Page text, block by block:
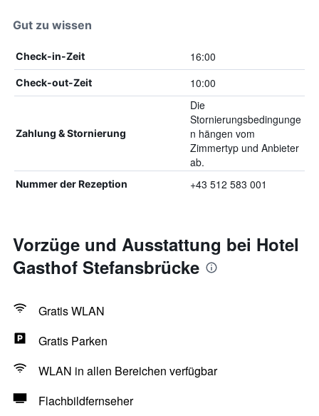
Gut zu wissen
Check-in-Zeit 16:00
Check-out-Zeit 10:00
Zahlung & Stornierung
Die
Stornierungsbedingunge
n hängen vom
Zimmertyp und Anbieter
ab.
Nummer der Rezeption +43 512 583 001
Vorzüge und Ausstattung bei Hotel
Gasthof Stefansbrücke
Gratis WLAN
Gratis Parken
WLAN in allen Bereichen verfügbar
Flachbildfernseher